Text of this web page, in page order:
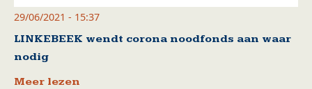
29/06/2021 - 15:37
LINKEBEEK wendt corona noodfonds aan waar
nodig
Meer lezen